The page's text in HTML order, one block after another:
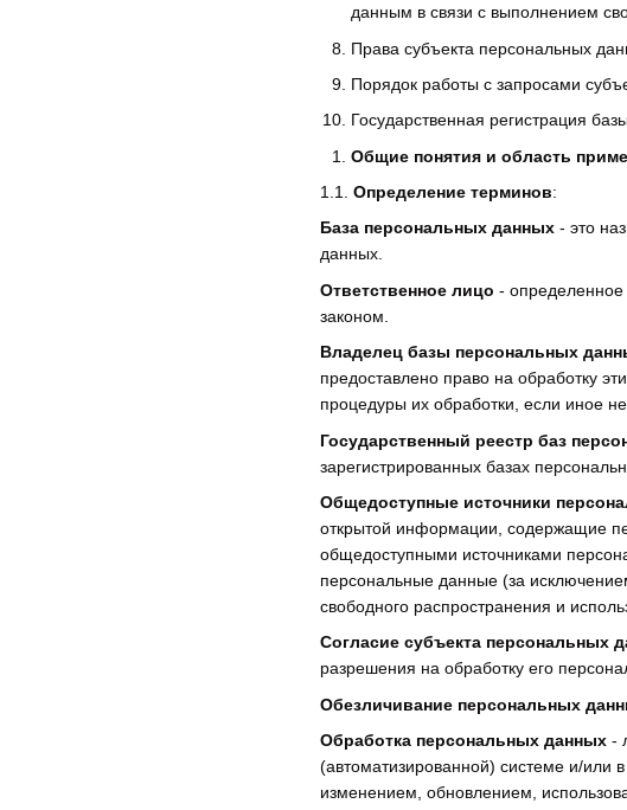
данным в связи с выполнением
Права субъекта персональных
Порядок работы с запросами
Государственная регистрация
Общие понятия и область
1.1. Определение терминов:
База персональных данных - это
данных.
Ответственное лицо - определенное
законом.
Владелец базы персональных
предоставлено право на обработку
процедуры их обработки, если иное
Государственный реестр баз
зарегистрированных базах
Общедоступные источники
открытой информации, содержащие
общедоступными источниками
персональные данные (за
свободного распространения и
Согласие субъекта персональных
разрешения на обработку его
Обезличивание персональных
Обработка персональных данных -
(автоматизированной) системе и/или
изменением, обновлением,